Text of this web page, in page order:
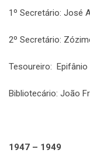
1º Secretário: José
2º Secretário:
Tesoureiro: Epifânio
Bibliotecário: João
1947 – 1949